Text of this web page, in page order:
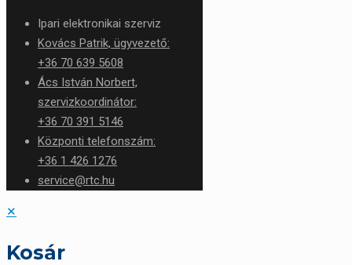
Ipari elektronikai szerviz
Kovács Patrik, ügyvezető:
+36 70 639 5608
Ács István Norbert,
szervizkoordinátor:
+36 70 391 5146
Központi telefonszám:
+36 1 426 1276
service@rtc.hu
✕
Kosár